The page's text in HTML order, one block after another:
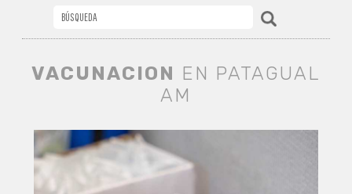
VACUNACION EN PATAGUAL
AM